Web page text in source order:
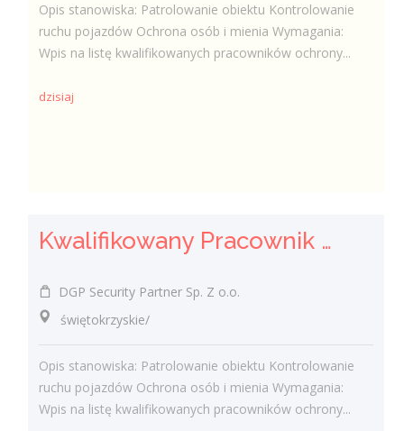
Opis stanowiska: Patrolowanie obiektu Kontrolowanie
ruchu pojazdów Ochrona osób i mienia Wymagania:
Wpis na listę kwalifikowanych pracowników ochrony...
dzisiaj
Kwalifikowany Pracownik Ochrony z Pozwoleniem na Broń (K/M)
DGP Security Partner Sp. Z o.o.
świętokrzyskie/
Opis stanowiska: Patrolowanie obiektu Kontrolowanie
ruchu pojazdów Ochrona osób i mienia Wymagania:
Wpis na listę kwalifikowanych pracowników ochrony...